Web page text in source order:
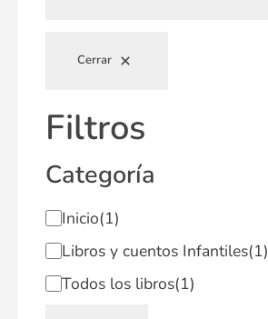
Cerrar
Filtros
Categoría
Inicio(1)
Libros y cuentos Infantiles(1)
Todos los libros(1)